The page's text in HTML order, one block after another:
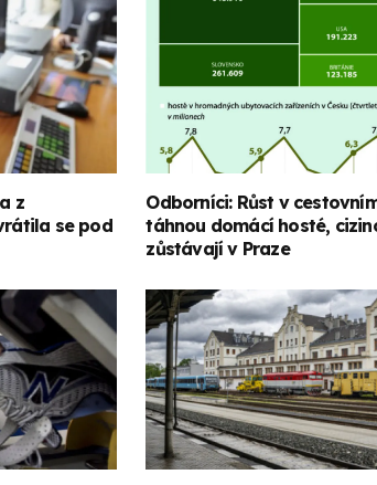
z
se pod
Odborníci: Růst v
táhnou domácí hosté,
zůstávají v Praze